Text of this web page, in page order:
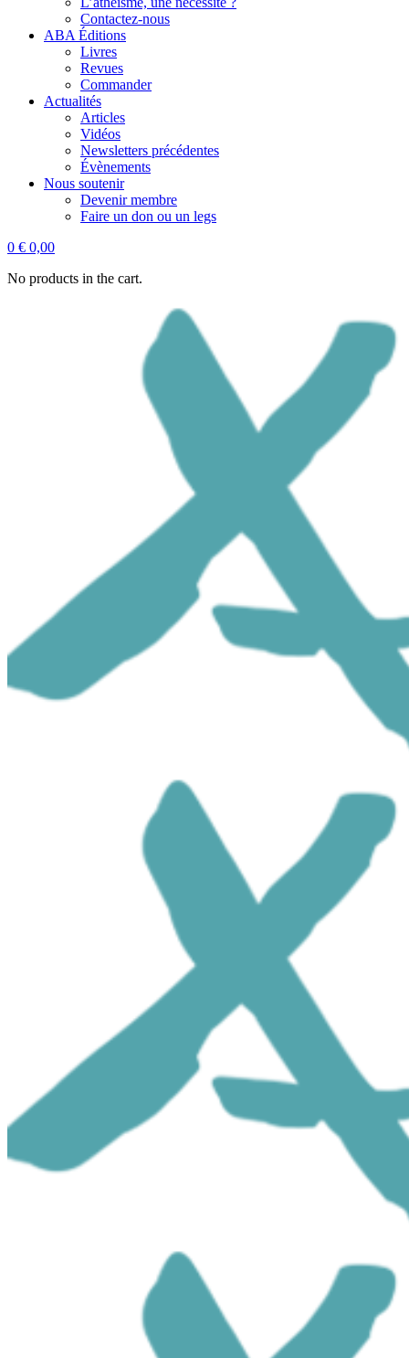
Contactez-nous
ABA Éditions
Livres
Revues
Commander
Actualités
Articles
Vidéos
Newsletters précédentes
Évènements
Nous soutenir
Devenir membre
Faire un don ou un legs
0 € 0,00
No products in the cart.